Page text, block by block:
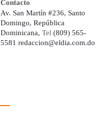
Contacto
Av. San Martín #236, Santo
Domingo, República
Dominicana, Tel (809) 565-
5581 redaccion@eldia.com.do